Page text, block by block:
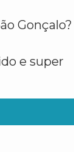
Gonçalo?
e super